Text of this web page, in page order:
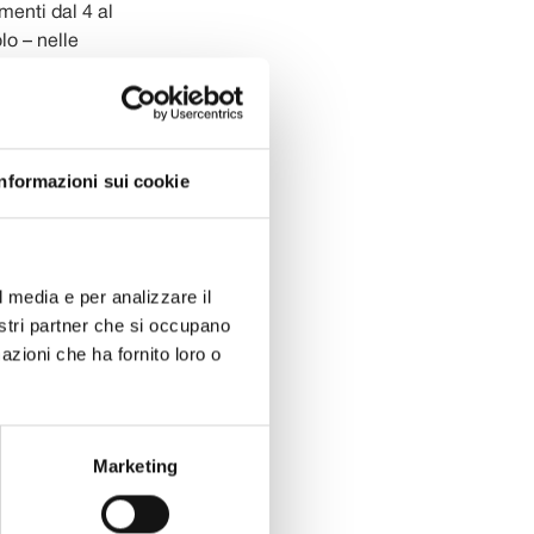
sui cookie
e per analizzare il
partner che si occupano
che ha fornito loro o
Marketing
dal 4 al
– nelle
del
e da
Il
a Lucca
concerto
con le